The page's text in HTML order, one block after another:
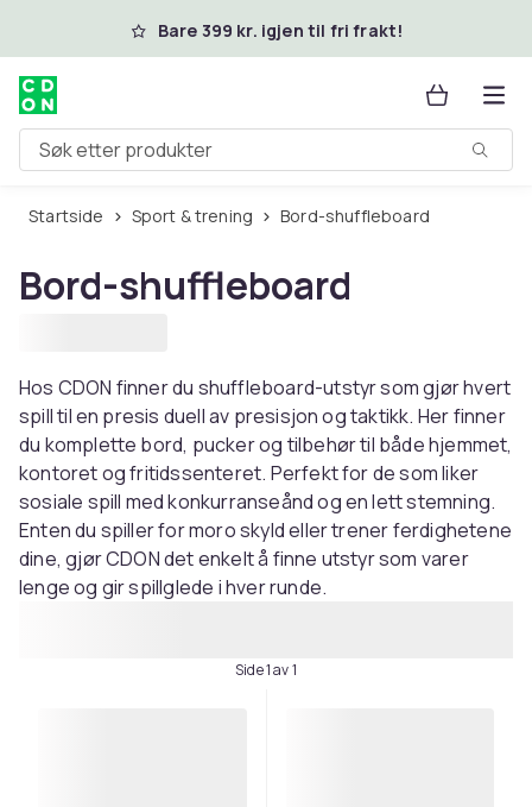
Hopp til hovedinnholdBare 399 kr. igjen til fri frakt!
Søk etter produkter
Startside Sport & trening Bord-shuffleboard
Bord-shuffleboard
Hos CDON finner du shuffleboard-utstyr som gjør hvert
spill til en presis duell av presisjon og taktikk. Her finner
du komplette bord, pucker og tilbehør til både hjemmet,
kontoret og fritidssenteret. Perfekt for de som liker
sosiale spill med konkurranseånd og en lett stemning.
Enten du spiller for moro skyld eller trener ferdighetene
dine, gjør CDON det enkelt å finne utstyr som varer
lenge og gir spillglede i hver runde.
Side 1 av 1